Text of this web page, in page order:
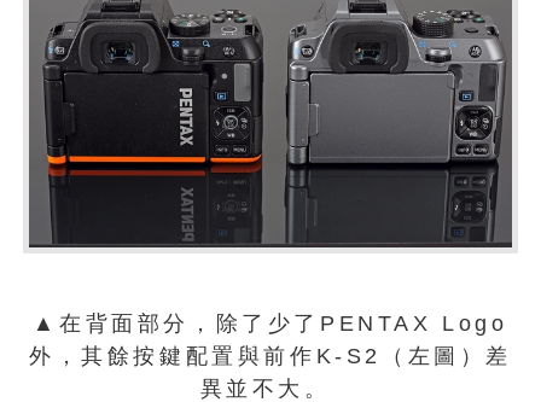
▲在背面部分，除了少了PENTAX Logo
外，其餘按鍵配置與前作K-S2（左圖）差
異並不大。